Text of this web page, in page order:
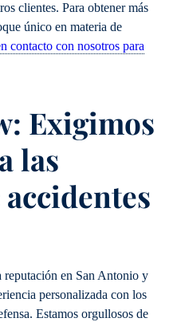
clientes. Para obtener más
único en materia de
contacto con nosotros para
Exigimos
las
reputación en San Antonio y
personalizada con los
Estamos orgullosos de